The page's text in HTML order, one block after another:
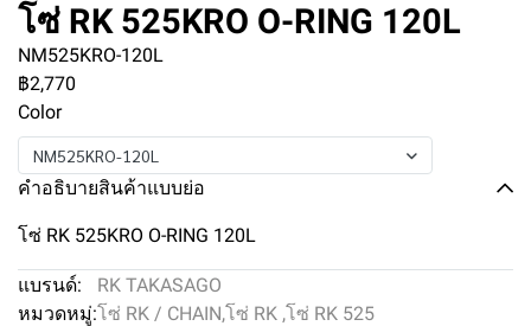
โซ่ RK 525KRO O-RING 120L
NM525KRO-120L
฿2,770
Color
NM525KRO-120L
คำอธิบายสินค้าแบบย่อ
โซ่ RK 525KRO O-RING 120L
แบรนด์:
RK TAKASAGO
หมวดหมู่:โซ่ RK / CHAIN,โซ่ RK ,โซ่ RK 525